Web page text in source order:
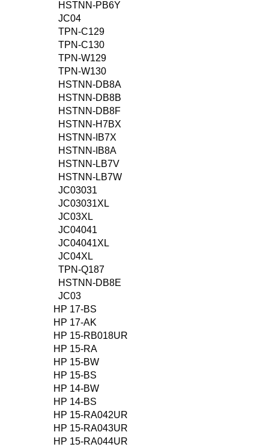
HSTNN-PB6Y
JC04
TPN-C129
TPN-C130
TPN-W129
TPN-W130
HSTNN-DB8A
HSTNN-DB8B
HSTNN-DB8F
HSTNN-H7BX
HSTNN-IB7X
HSTNN-IB8A
HSTNN-LB7V
HSTNN-LB7W
JC03031
JC03031XL
JC03XL
JC04041
JC04041XL
JC04XL
TPN-Q187
HSTNN-DB8E
JC03
HP 17-BS
HP 17-AK
HP 15-RB018UR
HP 15-RA
HP 15-BW
HP 15-BS
HP 14-BW
HP 14-BS
HP 15-RA042UR
HP 15-RA043UR
HP 15-RA044UR